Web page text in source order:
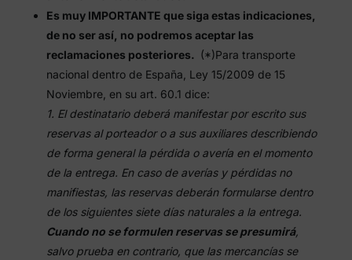
Es muy IMPORTANTE que siga estas indicaciones,
de no ser así, no podremos aceptar las
reclamaciones posteriores. (*)Para transporte
nacional dentro de España, Ley 15/2009 de 15
Noviembre, en su art. 60.1 dice:
1. El destinatario deberá manifestar por escrito sus
reservas al porteador o a sus auxiliares describiendo
de forma general la pérdida o avería en el momento
de la entrega. En caso de averías y pérdidas no
manifiestas, las reservas deberán formularse dentro
de los siguientes siete días naturales a la entrega.
Cuando no se formulen reservas se presumirá,
salvo prueba en contrario, que las mercancías se